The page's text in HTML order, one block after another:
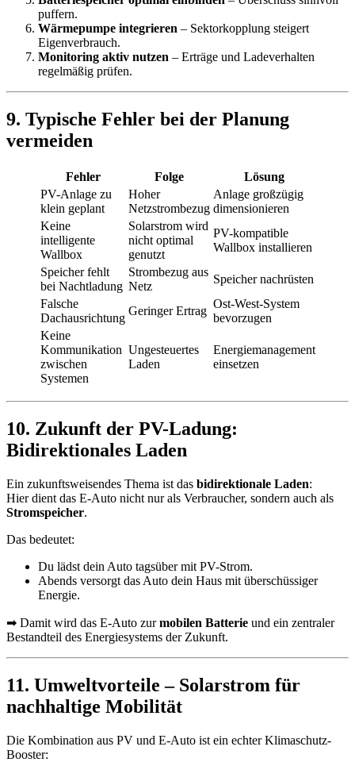
puffern.
Wärmepumpe integrieren – Sektorkopplung steigert
Eigenverbrauch.
Monitoring aktiv nutzen – Erträge und Ladeverhalten
regelmäßig prüfen.
9. Typische Fehler bei der Planung
vermeiden
Fehler Folge
Lösung
PV-Anlage zu
klein geplant
Hoher
Netzstrombezug
Anlage großzügig
dimensionieren
Keine
intelligente
Wallbox
Solarstrom wird
nicht optimal
genutzt
PV-kompatible
Wallbox installieren
Speicher fehlt
bei Nachtladung
Strombezug aus
Netz
Speicher nachrüsten
Falsche
Dachausrichtung
Geringer Ertrag
Ost-West-System
bevorzugen
Keine
Kommunikation
zwischen
Systemen
Ungesteuertes
Laden
Energiemanagement
einsetzen
10. Zukunft der PV-Ladung:
Bidirektionales Laden
Ein zukunftsweisendes Thema ist das bidirektionale Laden:
Hier dient das E-Auto nicht nur als Verbraucher, sondern auch als
Stromspeicher.
Das bedeutet:
Du lädst dein Auto tagsüber mit PV-Strom.
Abends versorgt das Auto dein Haus mit überschüssiger
Energie.
➡ Damit wird das E-Auto zurmobilen Batterie und ein zentraler
Bestandteil des Energiesystems der Zukunft.
11. Umweltvorteile – Solarstrom für
nachhaltige Mobilität
Die Kombination aus PV und E-Auto ist ein echter Klimaschutz-
Booster: